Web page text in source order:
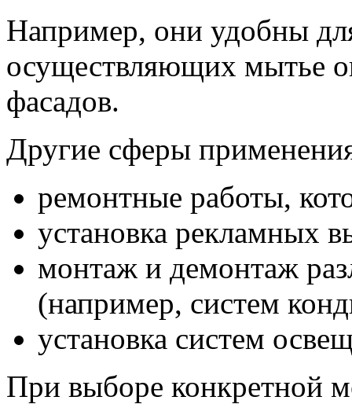
Например, они удобны
осуществляющих мытье
фасадов.
Другие сферы
ремонтные работы,
установка рекламных
монтаж и демонтаж
(например, систем
установка систем
При выборе конкретной